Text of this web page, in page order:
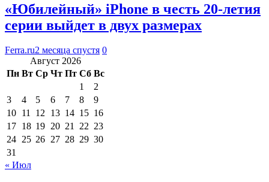
«Юбилейный» iPhone в честь 20-летия
серии выйдет в двух размерах
Ferra.ru2 месяца спустя 0
Август 2026
Пн Вт Ср Чт Пт Сб Вс
1
2
3
4 5 6 7 8
9
10 11 12 13 14 15 16
17 18 19 20 21 22 23
24 25 26 27 28 29 30
31
« Июл